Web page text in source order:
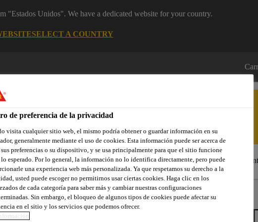
"Estados Unidos". We have a dedicated website for your country.
SELECT A COUNTRY
de Referencia Documentos Somos Sika Centro de
de preferencia de la privacidad
visita cualquier sitio web, el mismo podría obtener o guardar información en su
generalmente mediante el uso de cookies. Esta información puede ser acerca de
sus preferencias o su dispositivo, y se usa principalmente para que el sitio funcione
lo esperado. Por lo general, la información no lo identifica directamente, pero puede
una experiencia web más personalizada. Ya que respetamos su derecho a la
usted puede escoger no permitirnos usar ciertas cookies. Haga clic en los
de cada categoría para saber más y cambiar nuestras configuraciones
Sin embargo, el bloqueo de algunos tipos de cookies puede afectar su
en el sitio y los servicios que podemos ofrecer.